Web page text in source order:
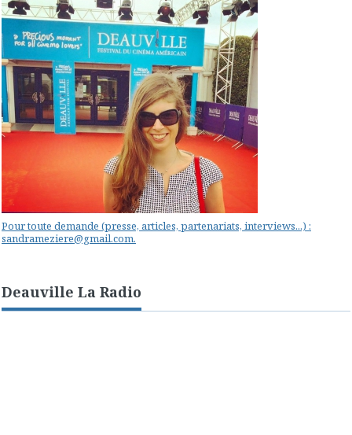
Pour toute demande (presse, articles, partenariats, interviews...) :
sandrameziere@gmail.com.
Deauville La Radio